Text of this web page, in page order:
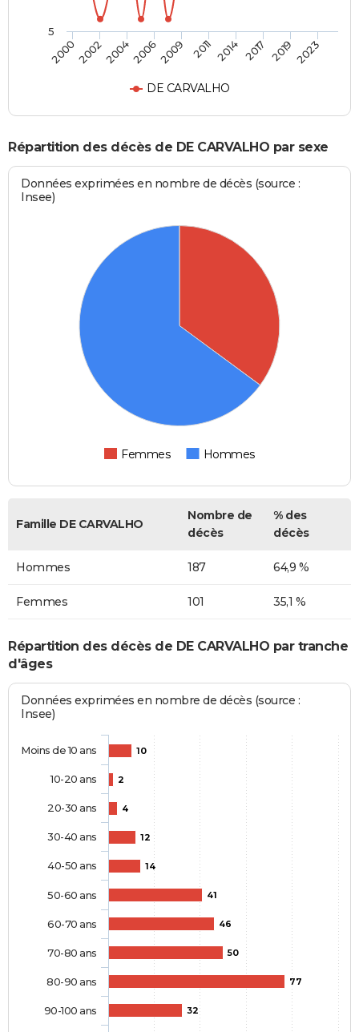
DE CARVALHO
20002002200420062009 2011 2014 2017 2019 2023
5
Répartition des décès de DE CARVALHO par sexe
Données exprimées en nombre de décès (source :
Insee)
Femmes Hommes
Famille DE CARVALHO
Nombre de
décès
% des
décès
Hommes 187 64,9 %
Femmes 101 35,1 %
Répartition des décès de DE CARVALHO par tranche
d'âges
Données exprimées en nombre de décès (source :
Insee)
10
2
4
12
14
41
46
50
77
32
Moins de 10 ans
10-20 ans
20-30 ans
30-40 ans
40-50 ans
50-60 ans
60-70 ans
70-80 ans
80-90 ans
90-100 ans